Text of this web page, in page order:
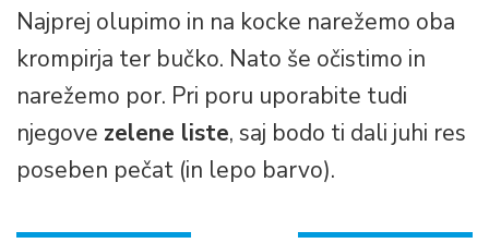
Najprej olupimo in na kocke narežemo oba
krompirja ter bučko. Nato še očistimo in
narežemo por. Pri poru uporabite tudi
njegove zelene liste, saj bodo ti dali juhi res
poseben pečat (in lepo barvo).